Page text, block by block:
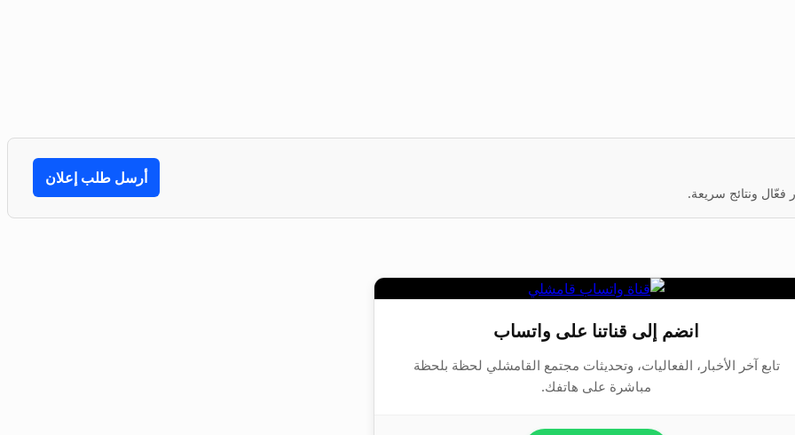
ونتائج سريعة.
أرسل طلب إعلان
انضم إلى قناتنا على واتساب
تابع آخر الأخبار، الفعاليات، وتحديثات مجتمع القامشلي لحظة بلحظة
مباشرة على هاتفك.